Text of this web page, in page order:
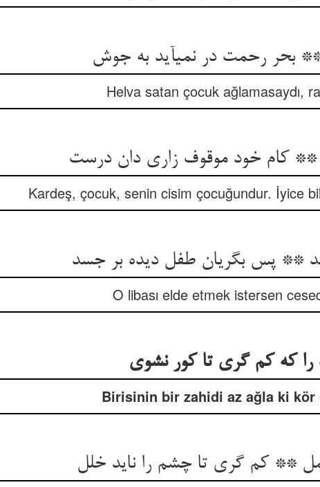
بحر رحمت در نمی‏آید به جوش‏
Helva satan çocuk ağlamasaydı,
کام خود موقوف زاری دان درست‏
Kardeş, çocuk, senin cisim çocuğundur. İyice
** پس بگریان طفل دیده بر جسد
O libası elde etmek istersen
که کم گری تا کور نشوی
Birisinin bir zahidi az ağla ki kör
** کم گری تا چشم را ناید خلل‏